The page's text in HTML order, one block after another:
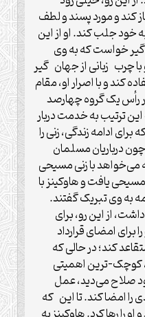
کند و مورد پسند و لطف
به خود جلب کند. او از این
خواست که به وی
چرب ‌زبانی از جهان گیر
کند و با اصرار او، مقام
رأس یک گروه چهارصد
ترتیب به خدمت دربار
ادامه زندگی، زنی را
درباریان مسلمان
می‌خواهد با زنی مسیحی
مسیحی یافت و هاوکینز با
به وی تبریک گفتند.
از این رو، برای
برای امضای قرارداد
کند؛ در حالی که
کوچک-ترین اهمیتی
صلاح می‌دید، عمل
را امضا کند. تا این که